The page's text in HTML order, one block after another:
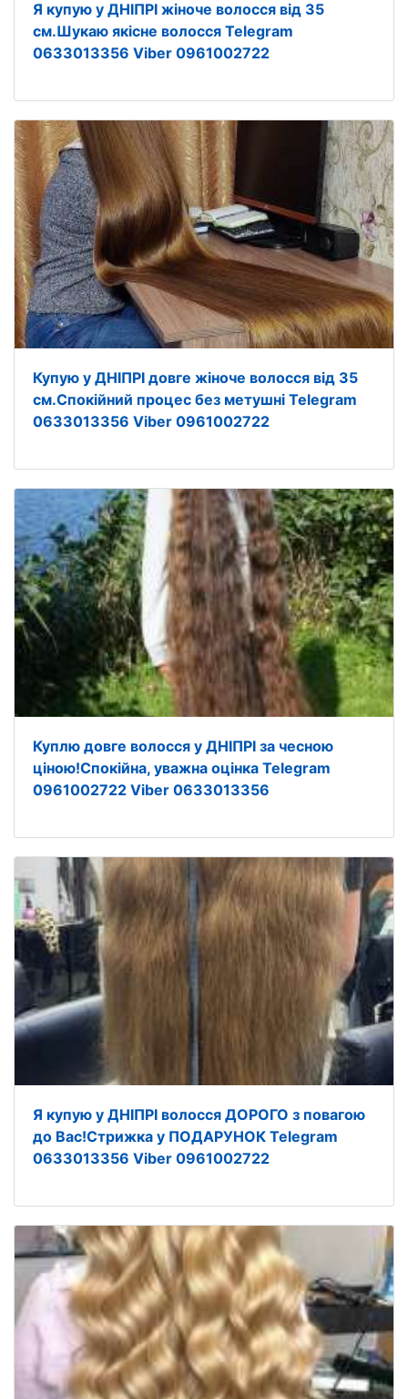
Я купую у ДНІПРІ жіноче волосся від 35
см.Шукаю якісне волосся Telegram
0633013356 Viber 0961002722
Купую у ДНІПРІ довге жіноче волосся від 35
см.Спокійний процес без метушні Telegram
0633013356 Viber 0961002722
Куплю довге волосся у ДНІПРІ за чесною
ціною!Спокійна, уважна оцінка Telegram
0961002722 Viber 0633013356
Я купую у ДНІПРІ волосся ДОРОГО з повагою
до Вас!Стрижка у ПОДАРУНОК Telegram
0633013356 Viber 0961002722